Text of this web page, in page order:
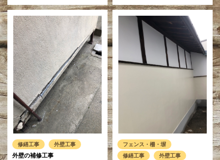
修繕工事 外壁工事
外壁の補修工事
フェンス・柵・塀
修繕工事
外壁工事